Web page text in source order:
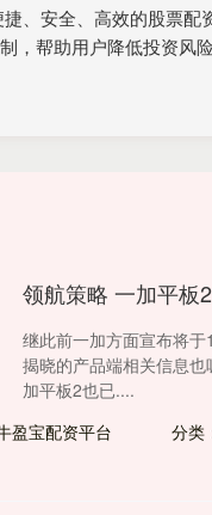
、安全、高效的股票配
帮助用户降低投资风
领航策略 一加平板
继此前一加方面宣布将
揭晓的产品端相关信息
加平板2也已....
盈宝配资平台
分类